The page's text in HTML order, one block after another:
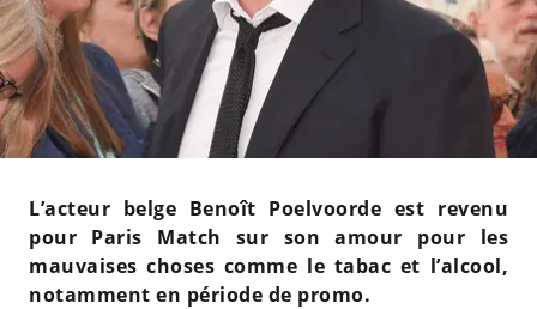
L’acteur belge Benoît Poelvoorde est revenu
pour Paris Match sur son amour pour les
mauvaises choses comme le tabac et l’alcool,
notamment en période de promo.